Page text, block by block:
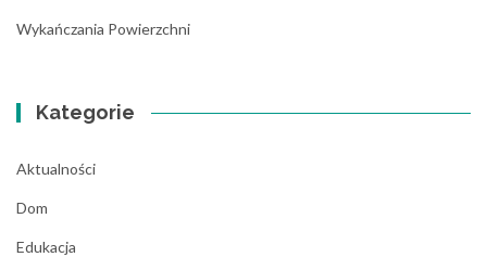
Wykańczania Powierzchni
Kategorie
Aktualności
Dom
Edukacja